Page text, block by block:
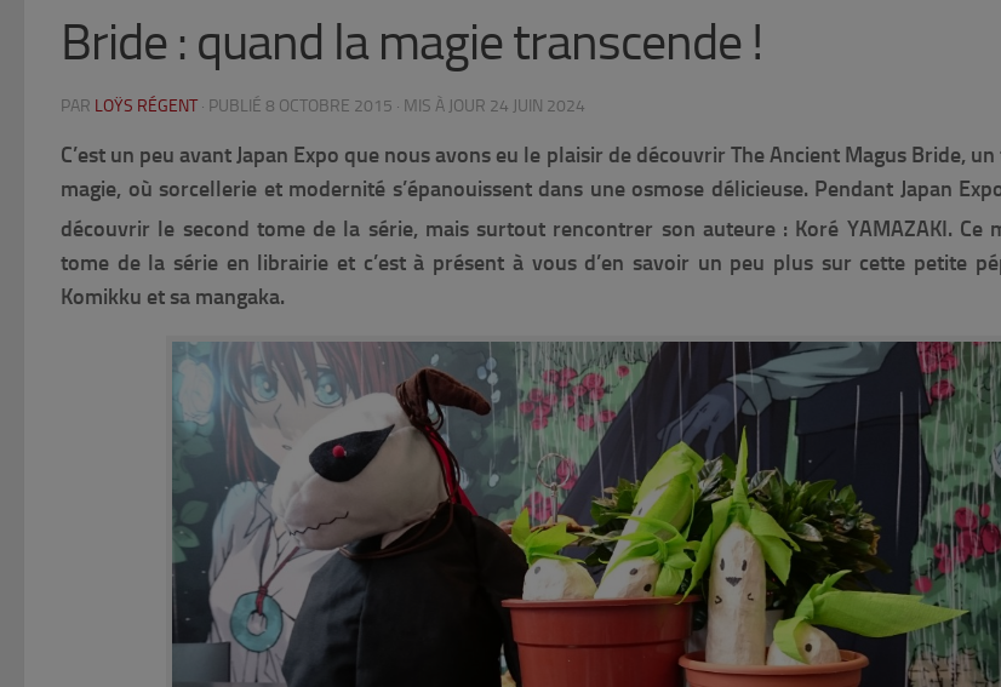
Bride : quand la magie transcende !
PAR LOŸS RÉGENT · PUBLIÉ 8 OCTOBRE 2015 · MIS À JOUR 24 JUIN 2024
C’est un peu avant Japan Expo que nous avons eu le plaisir de découvrir The Ancient Magus Bride,
magie, où sorcellerie et modernité s’épanouissent dans une osmose délicieuse. Pendant Japan
découvrir le second tome de la série, mais surtout rencontrer son auteure : Koré YAMAZAKI. Ce
tome de la série en librairie et c’est à présent à vous d’en savoir un peu plus sur cette petite
Komikku et sa mangaka.